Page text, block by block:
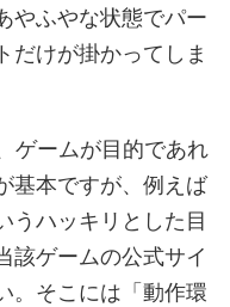
やふやな状態でパー
だけが掛かってしま
ゲームが目的であれ
基本ですが、例えば
うハッキリとした目
該ゲームの公式サイ
。そこには「動作環